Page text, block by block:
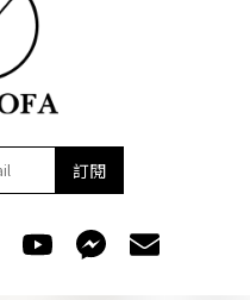
訂閱